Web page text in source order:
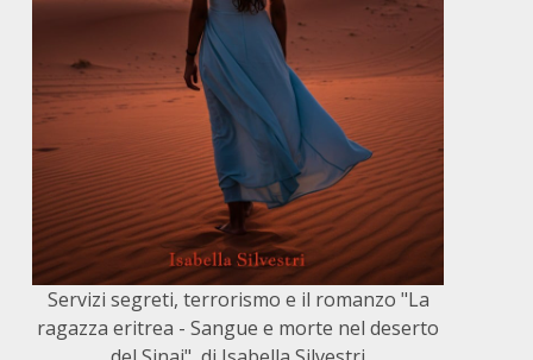
Servizi segreti, terrorismo e il romanzo "La
ragazza eritrea - Sangue e morte nel deserto